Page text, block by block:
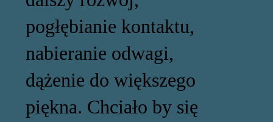
pogłębianie kontaktu,
nabieranie odwagi,
dążenie do większego
piękna. Chciało by się